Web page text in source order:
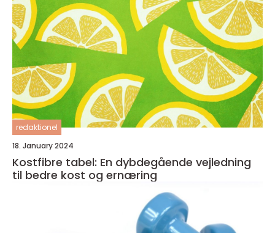
redaktionel
18. January 2024
Kostfibre tabel: En dybdegående vejledning
til bedre kost og ernæring